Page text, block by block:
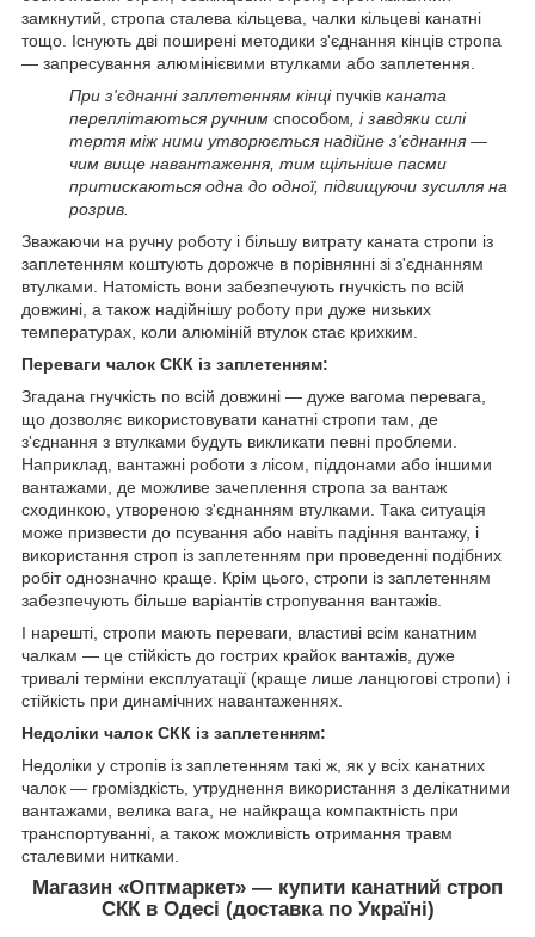
замкнутий, стропа сталева кільцева, чалки кільцеві канатні
тощо. Існують дві поширені методики з'єднання кінців стропа
— запресування алюмінієвими втулками або заплетення.
При з'єднанні заплетенням кінці пучків каната
переплітаються ручним способом , і завдяки силі
тертя між ними утворюється надійне з'єднання —
чим вище навантаження, тим щільніше пасми
притискаються одна до одної, підвищуючи зусилля на
розрив.
Зважаючи на ручну роботу і більшу витрату каната стропи із
заплетенням коштують дорожче в порівнянні зі з'єднанням
втулками. Натомість вони забезпечують гнучкість по всій
довжині, а також надійнішу роботу при дуже низьких
температурах, коли алюміній втулок стає крихким.
Переваги чалок СКК із заплетенням:
Згадана гнучкість по всій довжині — дуже вагома перевага,
що дозволяє використовувати канатні стропи там, де
з'єднання з втулками будуть викликати певні проблеми.
Наприклад, вантажні роботи з лісом, піддонами або іншими
вантажами, де можливе зачеплення стропа за вантаж
сходинкою, утвореною з'єднанням втулками. Така ситуація
може призвести до псування або навіть падіння вантажу, і
використання строп із заплетенням при проведенні подібних
робіт однозначно краще. Крім цього, стропи із заплетенням
забезпечують більше варіантів стропування вантажів.
І нарешті, стропи мають переваги, властиві всім канатним
чалкам — це стійкість до гострих крайок вантажів, дуже
тривалі терміни експлуатації (краще лише ланцюгові стропи) і
стійкість при динамічних навантаженнях.
Недоліки чалок СКК із заплетенням:
Недоліки у стропів із заплетенням такі ж, як у всіх канатних
чалок — громіздкість, утруднення використання з делікатними
вантажами, велика вага, не найкраща компактність при
транспортуванні, а також можливість отримання травм
сталевими нитками.
Магазин «Оптмаркет» — купити канатний строп
СКК в Одесі (доставка по Україні)